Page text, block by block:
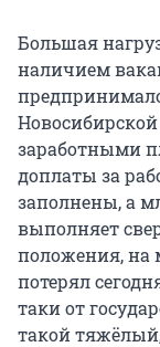
Большая
наличием
заработными
доплаты за
заполнены, а
выполняет
положения, на
потерял
таки от
такой